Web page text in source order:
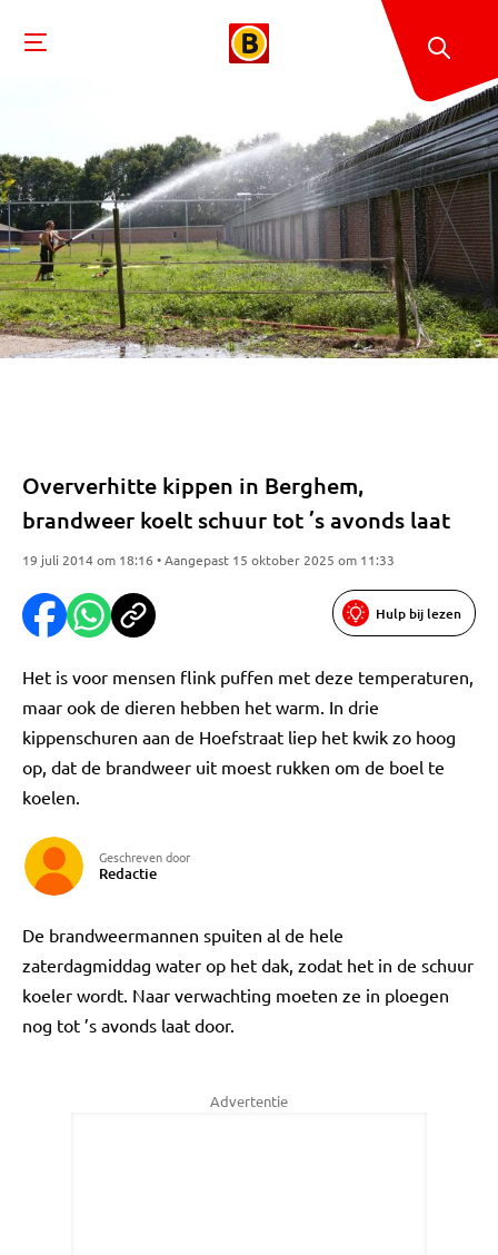
Oververhitte kippen in Berghem,
brandweer koelt schuur tot ’s avonds laat
19 juli 2014 om 18:16 • Aangepast 15 oktober 2025 om 11:33
Hulp bij lezen
Het is voor mensen flink puffen met deze temperaturen,
maar ook de dieren hebben het warm. In drie
kippenschuren aan de Hoefstraat liep het kwik zo hoog
op, dat de brandweer uit moest rukken om de boel te
koelen.
Geschreven door
Redactie
De brandweermannen spuiten al de hele
zaterdagmiddag water op het dak, zodat het in de schuur
koeler wordt. Naar verwachting moeten ze in ploegen
nog tot ’s avonds laat door.
Advertentie